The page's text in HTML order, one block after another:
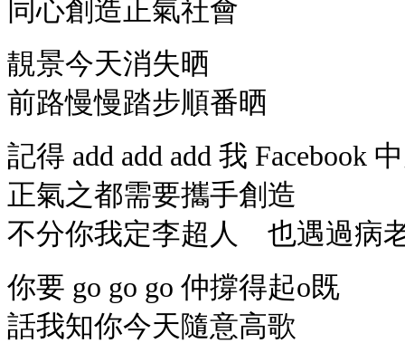
同心創造正氣社會
靚景今天消失晒
前路慢慢踏步順番晒
記得 add add add 我 Facebook
正氣之都需要攜手創造
不分你我定李超人 也遇過病
你要 go go go 仲撐得起o既
話我知你今天隨意高歌